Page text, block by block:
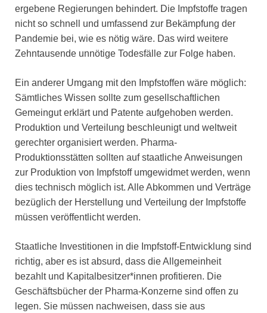
ergebene Regierungen behindert. Die Impfstoffe tragen
nicht so schnell und umfassend zur Bekämpfung der
Pandemie bei, wie es nötig wäre. Das wird weitere
Zehntausende unnötige Todesfälle zur Folge haben.
Ein anderer Umgang mit den Impfstoffen wäre möglich:
Sämtliches Wissen sollte zum gesellschaftlichen
Gemeingut erklärt und Patente aufgehoben werden.
Produktion und Verteilung beschleunigt und weltweit
gerechter organisiert werden. Pharma-
Produktionsstätten sollten auf staatliche Anweisungen
zur Produktion von Impfstoff umgewidmet werden, wenn
dies technisch möglich ist. Alle Abkommen und Verträge
bezüglich der Herstellung und Verteilung der Impfstoffe
müssen veröffentlicht werden.
Staatliche Investitionen in die Impfstoff-Entwicklung sind
richtig, aber es ist absurd, dass die Allgemeinheit
bezahlt und Kapitalbesitzer*innen profitieren. Die
Geschäftsbücher der Pharma-Konzerne sind offen zu
legen. Sie müssen nachweisen, dass sie aus